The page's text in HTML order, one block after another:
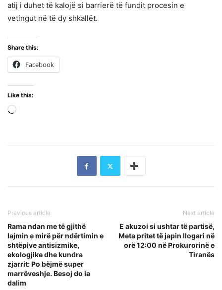
atij i duhet të kalojë si barrierë të fundit procesin e
vetingut në të dy shkallët.
Share this:
Facebook
Like this:
Previous article
Rama ndan me të gjithë
lajmin e mirë për ndërtimin e
shtëpive antisizmike,
ekologjike dhe kundra
zjarrit: Po bëjmë super
marrëveshje. Besoj do ia
dalim
Next article
E akuzoi si ushtar të partisë,
Meta pritet të japin llogari në
orë 12:00 në Prokurorinë e
Tiranës